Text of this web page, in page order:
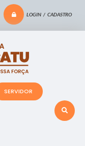
LOGIN / CADASTRO
SERVIDOR